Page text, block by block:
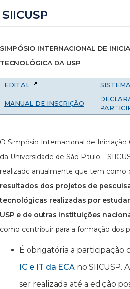
SIICUSP
SIMPÓSIO INTERNACIONAL DE
TECNOLÓGICA DA USP
EDITAL
MANUAL DE INSCRIÇÂO
O Simpósio Internacional de Iniciação
da Universidade de São Paulo –
realizado anualmente que tem como
resultados dos projetos de
tecnológicas realizadas por
USP e de outras instituições
como contribuir para a formação dos
É obrigatória a participação
IC e IT da ECA no SIICUSP.
ser realizada até a edição